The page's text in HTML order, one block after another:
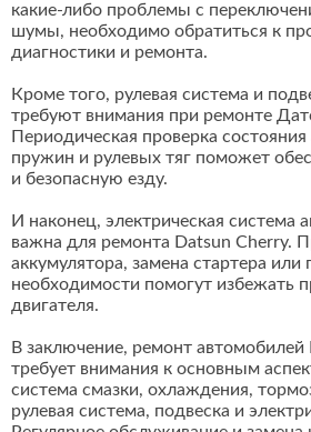
какие-либо проблемы с
шумы, необходимо обратиться к
диагностики и ремонта.
Кроме того, рулевая система и
требуют внимания при ремонте
Периодическая проверка
пружин и рулевых тяг поможет
и безопасную езду.
И наконец, электрическая система
важна для ремонта Datsun Cherry.
аккумулятора, замена стартера или
необходимости помогут избежать
двигателя.
В заключение, ремонт
требует внимания к основным
система смазки, охлаждения,
рулевая система, подвеска и